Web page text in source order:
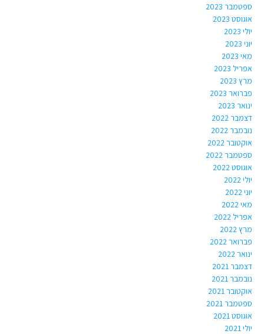
ספטמבר 2023
אוגוסט 2023
יולי 2023
יוני 2023
מאי 2023
אפריל 2023
מרץ 2023
פברואר 2023
ינואר 2023
דצמבר 2022
נובמבר 2022
אוקטובר 2022
ספטמבר 2022
אוגוסט 2022
יולי 2022
יוני 2022
מאי 2022
אפריל 2022
מרץ 2022
פברואר 2022
ינואר 2022
דצמבר 2021
נובמבר 2021
אוקטובר 2021
ספטמבר 2021
אוגוסט 2021
יולי 2021